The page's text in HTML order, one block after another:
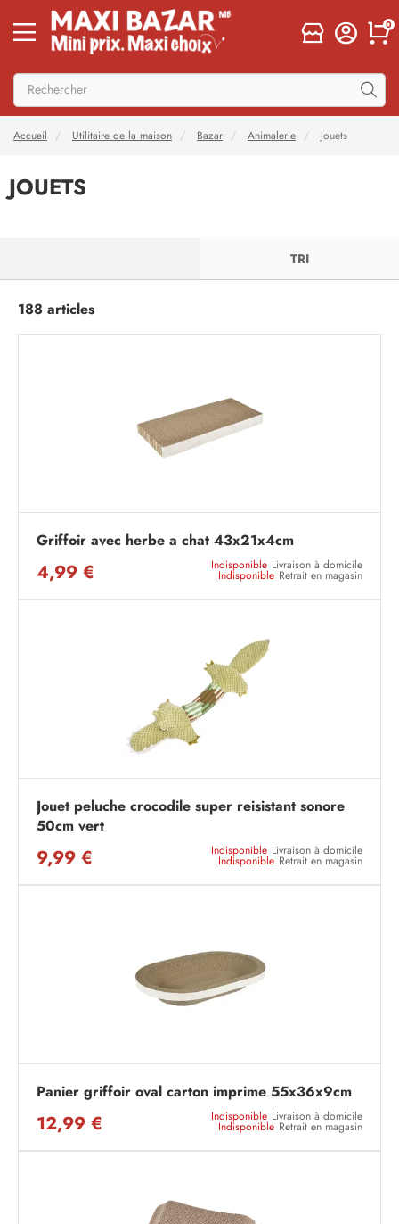
0
Accueil Utilitaire de la maison Bazar Animalerie Jouets
JOUETS
TRI
Griffoir avec herbe a chat 43x21x4cm
4,99 € Indisponible Livraison à domicile
Indisponible Retrait en magasin
Jouet peluche crocodile super reisistant sonore
50cm vert
9,99 € Indisponible Livraison à domicile
Indisponible Retrait en magasin
Panier griffoir oval carton imprime 55x36x9cm
12,99 € Indisponible Livraison à domicile
Indisponible Retrait en magasin
188 articles